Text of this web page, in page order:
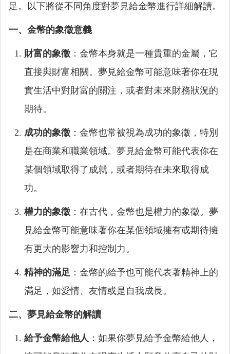
足。以下將從不同角度對夢見給金幣進行詳細解讀。
一、金幣的象徵意義
財富的象徵 ：金幣本身就是一種貴重的金屬，它
直接與財富相關。夢見給金幣可能意味著你在現
實生活中對財富的關注，或者對未來財務狀況的
期待。
成功的象徵 ：金幣也常被視為成功的象徵，特別
是在商業和職業領域。夢見給金幣可能代表你在
某個領域取得了成就，或者期待在未來取得成
功。
權力的象徵 ：在古代，金幣也是權力的象徵。夢
見給金幣可能意味著你在某個領域擁有或期待擁
有更大的影響力和控制力。
精神的滿足 ：金幣的給予也可能代表著精神上的
滿足，如愛情、友情或是自我成長。
二、夢見給金幣的解讀
給予金幣給他人 ：如果你夢見給予金幣給他人，